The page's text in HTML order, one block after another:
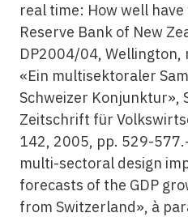
real time: How well have
Reserve Bank of New
DP2004/04, Wellington,
«Ein multisektoraler
Schweizer Konjunktur»,
Zeitschrift für
142, 2005, pp. 529-
multi-sectoral design
forecasts of the GDP
from Switzerland», à